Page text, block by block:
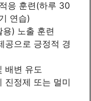
응 훈련(하루 30
연습)
용) 노출 훈련
공으로 긍정적 경
배변 유도
진정제 또는 멀미